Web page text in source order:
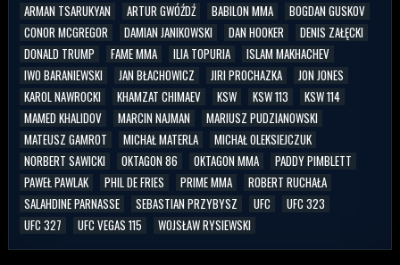
ARMAN TSARUKYAN
ARTUR GWÓŹDŹ BABILON MMA
BOGDAN GUSKOV
CONOR MCGREGOR
DAMIAN JANIKOWSKI DAN HOOKER
DENIS ZAŁĘCKI
DONALD TRUMP
FAME MMA ILIA TOPURIA
ISLAM MAKHACHEV
IWO BARANIEWSKI
JAN BŁACHOWICZ JIRI PROCHAZKA
JON JONES
KAROL NAWROCKI
KHAMZAT CHIMAEV KSW KSW 113
KSW 114
MAMED KHALIDOV
MARCIN NAJMAN
MARIUSZ PUDZIANOWSKI
MATEUSZ GAMROT
MICHAŁ MATERLA
MICHAŁ OLEKSIEJCZUK
NORBERT SAWICKI
OKTAGON 86 OKTAGON MMA
PADDY PIMBLETT
PAWEŁ PAWLAK
PHIL DE FRIES PRIME MMA
ROBERT RUCHAŁA
SALAHDINE PARNASSE
SEBASTIAN PRZYBYSZ UFC
UFC 323
UFC 327
UFC VEGAS 115 WOJSŁAW RYSIEWSKI